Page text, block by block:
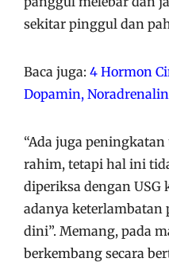
sekitar pinggul dan
Baca juga: 4 Hormon
Dopamin,
“Ada juga
rahim, tetapi hal ini
diperiksa dengan
adanya keterlambatan
dini”. Memang, pada
berkembang secara